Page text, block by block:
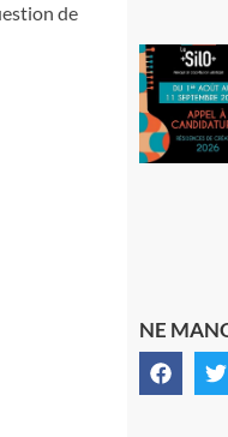
de
NE